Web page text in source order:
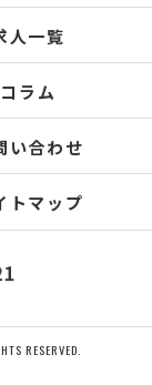
人一覧
コラム
い合わせ
トマップ
RESERVED.